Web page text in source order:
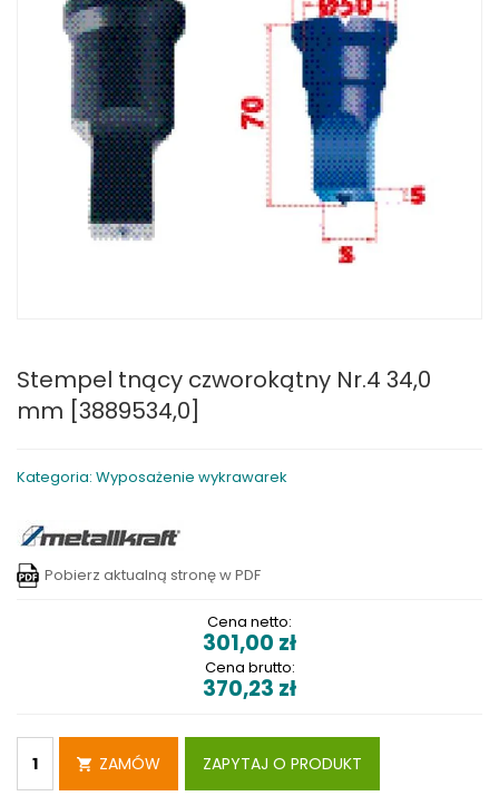
Stempel tnący czworokątny Nr.4 34,0
mm [3889534,0]
Kategoria: Wyposażenie wykrawarek
Pobierz aktualną stronę w PDF
Cena netto:
301,00 zł
Cena brutto:
370,23 zł
ZAMÓW ZAPYTAJ O PRODUKT